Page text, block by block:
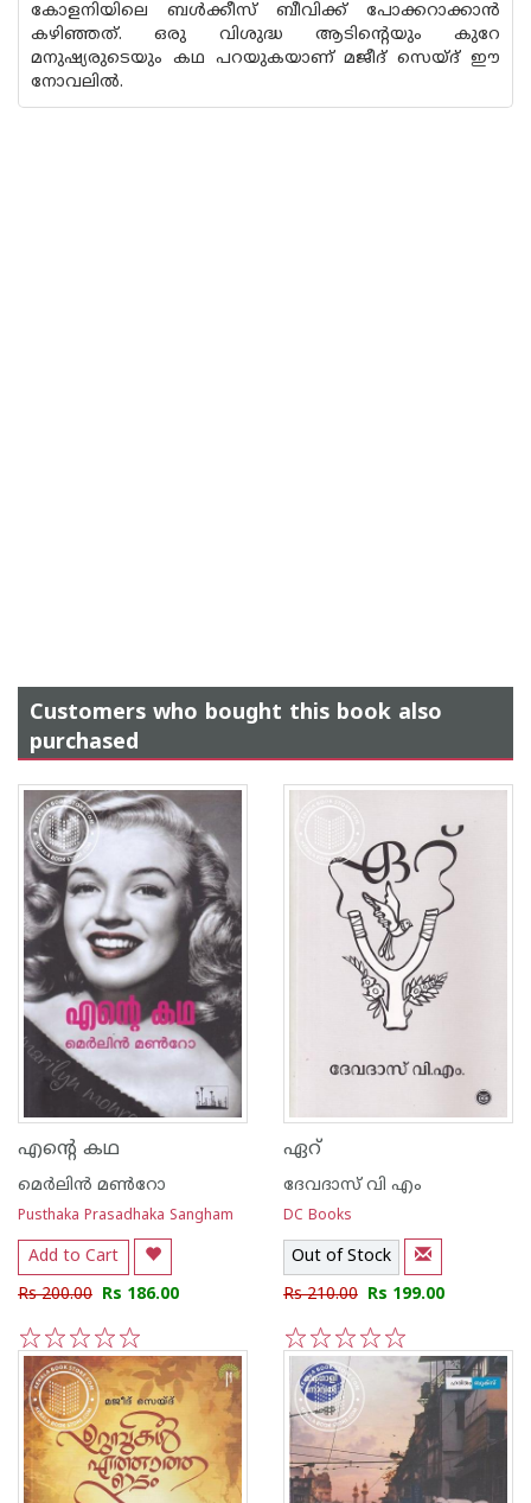
കോളനിയിലെ ബൾക്കീസ് ബീവിക്ക് പോക്കറാക്കാൻ
കഴിഞ്ഞത്. ഒരു വിശുദ്ധ ആടിന്റെയും കുറേ
മനുഷ്യരുടെയും കഥ പറയുകയാണ് മജീദ് സെയ്ദ് ഈ
നോവലിൽ.
Customers who bought this book also
purchased
എന്റെ കഥ
മെര്‍ലിന്‍ മണ്‍റോ
Pusthaka Prasadhaka Sangham
Add to Cart
Rs 200.00 Rs 186.00
5
4
3
2
1
ഏറ്
ദേവദാസ് വി എം
DC Books
Out of Stock
Rs 210.00 Rs 199.00
5
4
3
2
1